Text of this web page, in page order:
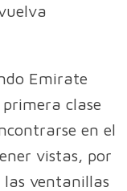
Emirate
clase
en el
vistas, por
ventanillas